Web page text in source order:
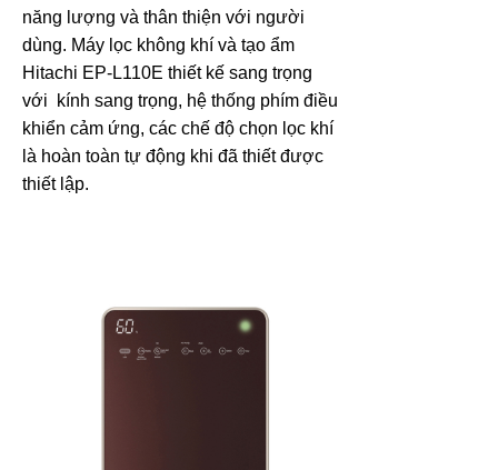
năng lượng và thân thiện với người
dùng. Máy lọc không khí và tạo ẩm
Hitachi EP-L110E thiết kế sang trọng
với kính sang trọng, hệ thống phím điều
khiển cảm ứng, các chế độ chọn lọc khí
là hoàn toàn tự động khi đã thiết được
thiết lập.